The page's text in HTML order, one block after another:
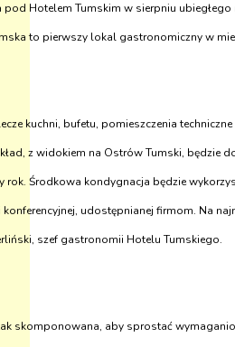
pod Hotelem Tumskim w sierpniu
to pierwszy lokal gastronomiczny w
kuchni, bufetu, pomieszczenia
z widokiem na Ostrów Tumski, będzie
Środkowa kondygnacja będzie
udostępnianej firmom. Na
szef gastronomii Hotelu Tumskiego.
skomponowana, aby sprostać